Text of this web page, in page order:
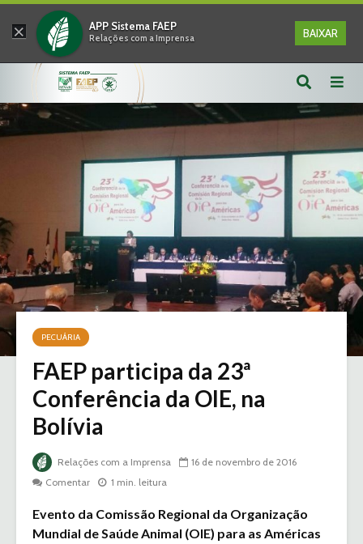
× APP Sistema FAEP
Relações com a Imprensa BAIXAR
PECUÁRIA
FAEP participa da 23ª
Conferência da OIE, na
Bolívia
Relações com a Imprensa
16 de novembro de 2016
Comentar
1 min. leitura
Evento da Comissão Regional da Organização
Mundial de Saúde Animal (OIE) para as Américas